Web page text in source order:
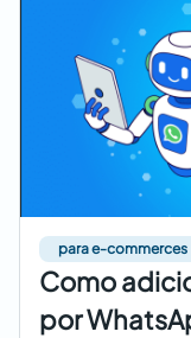
para e-commerces
Como
por